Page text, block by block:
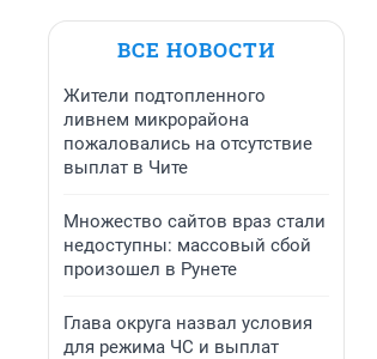
ВСЕ НОВОСТИ
Жители подтопленного
ливнем микрорайона
пожаловались на отсутствие
выплат в Чите
Множество сайтов враз стали
недоступны: массовый сбой
произошел в Рунете
Глава округа назвал условия
для режима ЧС и выплат